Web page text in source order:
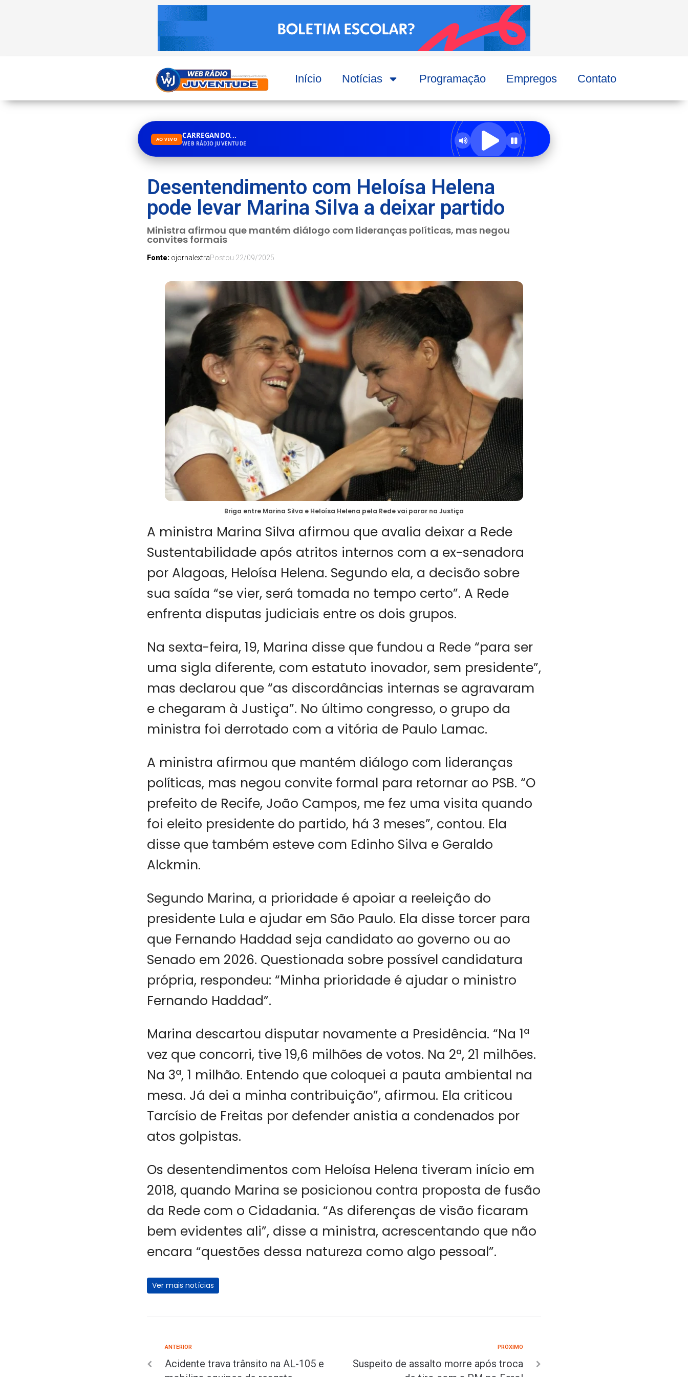
Início Notícias Programação Empregos Contato
AO VIVO CARREGANDO...
WEB RÁDIO JUVENTUDE
Desentendimento com Heloísa Helena
pode levar Marina Silva a deixar partido
Ministra afirmou que mantém diálogo com lideranças políticas, mas negou
convites formais
Fonte: ojornalextraPostou 22/09/2025
Briga entre Marina Silva e Heloísa Helena pela Rede vai parar na Justiça
A ministra Marina Silva afirmou que avalia deixar a Rede
Sustentabilidade após atritos internos com a ex-senadora
por Alagoas, Heloísa Helena. Segundo ela, a decisão sobre
sua saída “se vier, será tomada no tempo certo”. A Rede
enfrenta disputas judiciais entre os dois grupos.
Na sexta-feira, 19, Marina disse que fundou a Rede “para ser
uma sigla diferente, com estatuto inovador, sem presidente”,
mas declarou que “as discordâncias internas se agravaram
e chegaram à Justiça”. No último congresso, o grupo da
ministra foi derrotado com a vitória de Paulo Lamac.
A ministra afirmou que mantém diálogo com lideranças
políticas, mas negou convite formal para retornar ao PSB. “O
prefeito de Recife, João Campos, me fez uma visita quando
foi eleito presidente do partido, há 3 meses”, contou. Ela
disse que também esteve com Edinho Silva e Geraldo
Alckmin.
Segundo Marina, a prioridade é apoiar a reeleição do
presidente Lula e ajudar em São Paulo. Ela disse torcer para
que Fernando Haddad seja candidato ao governo ou ao
Senado em 2026. Questionada sobre possível candidatura
própria, respondeu: “Minha prioridade é ajudar o ministro
Fernando Haddad”.
Marina descartou disputar novamente a Presidência. “Na 1ª
vez que concorri, tive 19,6 milhões de votos. Na 2ª, 21 milhões.
Na 3ª, 1 milhão. Entendo que coloquei a pauta ambiental na
mesa. Já dei a minha contribuição”, afirmou. Ela criticou
Tarcísio de Freitas por defender anistia a condenados por
atos golpistas.
Os desentendimentos com Heloísa Helena tiveram início em
2018, quando Marina se posicionou contra proposta de fusão
da Rede com o Cidadania. “As diferenças de visão ficaram
bem evidentes ali”, disse a ministra, acrescentando que não
encara “questões dessa natureza como algo pessoal”.
Ver mais notícias
ANTERIOR
Acidente trava trânsito na AL-105 e
PRÓXIMO
Suspeito de assalto morre após troca